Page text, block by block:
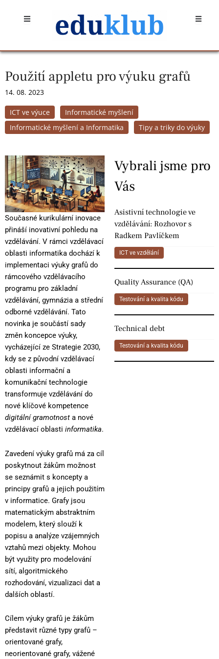
Open Open
Použití appletu pro výuku grafů
14. 08. 2023
ICT ve výuce
Informatické myšlení
Informatické myšlení a Informatika
Tipy a triky do výuky
Současné kurikulární inovace
přináší inovativní pohledu na
vzdělávání. V rámci vzdělávací
oblasti informatika dochází k
implementaci výuky grafů do
rámcového vzdělávacího
programu pro základní
vzdělávání, gymnázia a střední
odborné vzdělávání. Tato
novinka je součástí sady
změn koncepce výuky,
vycházející ze Strategie 2030,
kdy se z původní vzdělávací
oblasti informační a
komunikační technologie
transformuje vzdělávání do
nové klíčové kompetence
digitální gramotnost a nové
vzdělávací oblasti informatika.
Zavedení výuky grafů má za cíl
poskytnout žákům možnost
se seznámit s koncepty a
principy grafů a jejich použitím
v informatice. Grafy jsou
matematickým abstraktním
modelem, který slouží k
popisu a analýze vzájemných
vztahů mezi objekty. Mohou
být využity pro modelování
sítí, algoritmického
rozhodování, vizualizaci dat a
dalších oblastí.
Cílem výuky grafů je žákům
představit různé typy grafů –
orientované grafy,
neorientované grafy, vážené
Vybrali jsme pro
Vás
Asistivní technologie ve
vzdělávání: Rozhovor s
Radkem Pavlíčkem
ICT ve vzdělání
Quality Assurance (QA)
Testování a kvalita kódu
Technical debt
Testování a kvalita kódu